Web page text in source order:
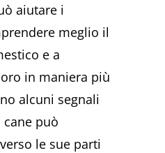
aiutare i
meglio il
e a
in maniera più
alcuni segnali
può
le sue parti